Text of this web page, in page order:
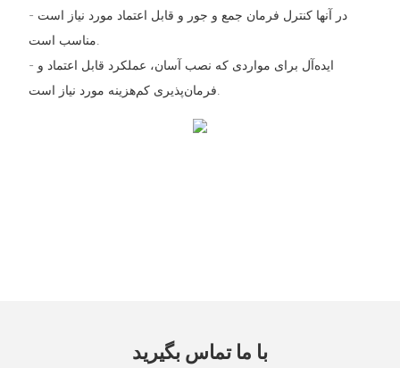
در آنها کنترل فرمان جمع و جور و قابل اعتماد مورد نیاز است -
- ایده‌آل برای مواردی که نصب آسان، عملکرد قابل اعتماد و
با ما تماس بگیرید